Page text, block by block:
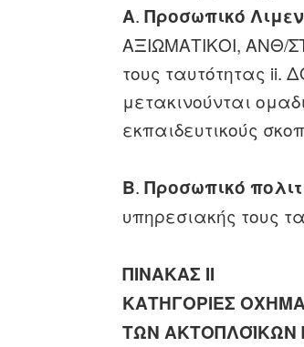
Α.Προσωπικό
ΑΞΙΩΜΑΤΙΚΟΙ, ΑΝΘ/
τους ταυτότητας ii.
μετακινούνται
εκπαιδευτικούς
Β.Προσωπικό
υπηρεσιακής τους
ΠΙΝΑΚΑΣ ΙΙ
ΚΑΤΗΓΟΡΙΕΣ
ΤΩΝ ΑΚΤΟΠΛΟΪΚΩΝ